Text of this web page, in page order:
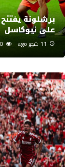
برشلونة
على نيوكاسل
11 شهر ago